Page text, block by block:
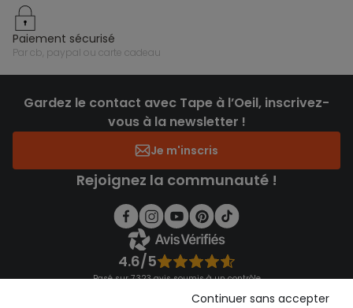
paiement sécurisé
par cb, paypal ou carte cadeau
Gardez le contact avec Tape à l’Oeil, inscrivez-
vous à la newsletter !
Je m'inscris
Rejoignez la communauté !
4.6/5
Basé sur 7 323 avis soumis à un contrôle
Consulter les CGUContinuer sans accepter